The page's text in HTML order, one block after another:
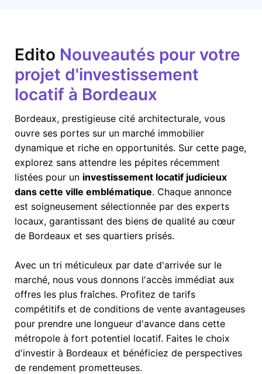
Edito Nouveautés pour votre
projet d'investissement
locatif à Bordeaux
Bordeaux, prestigieuse cité architecturale, vous
ouvre ses portes sur un marché immobilier
dynamique et riche en opportunités. Sur cette page,
explorez sans attendre les pépites récemment
listées pour un investissement locatif judicieux
dans cette ville emblématique. Chaque annonce
est soigneusement sélectionnée par des experts
locaux, garantissant des biens de qualité au cœur
de Bordeaux et ses quartiers prisés.
Avec un tri méticuleux par date d'arrivée sur le
marché, nous vous donnons l'accès immédiat aux
offres les plus fraîches. Profitez de tarifs
compétitifs et de conditions de vente avantageuses
pour prendre une longueur d'avance dans cette
métropole à fort potentiel locatif. Faites le choix
d'investir à Bordeaux et bénéficiez de perspectives
de rendement prometteuses.